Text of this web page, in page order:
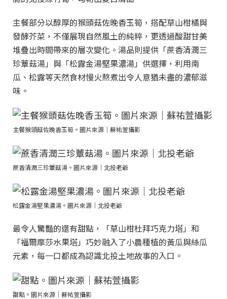
主餐部分以醇厚的猴頭菇佐晚香玉筍，搭配草山柑橘與
發酵芥菜，不僅展現自然風土的純粹，更透過酸甜甘美
堆疊出時間帶來的層次變化。湯品則提供「蔗香清潤三
珍蕈菇湯」與「松露金湯堅果濃湯」供選擇，利用南
瓜、松露等天然食材慢火熬煮出令人意猶未盡的濃郁滋
味。
主餐猴頭菇佐晚香玉筍。圖片來源｜蘇祐萱攝影
蔗香清潤三珍蕈菇湯。圖片來源｜北投老爺
松露金湯堅果濃湯。圖片來源｜北投老爺
最令人驚豔的還有甜點，「草山柑杜拜巧克力塔」和
「福爾摩莎水果塔」巧妙融入了小農種植的黃瓜與絲瓜
元素，每一口都成為認識北投土地故事的入口。
甜點。圖片來源｜蘇祐萱攝影